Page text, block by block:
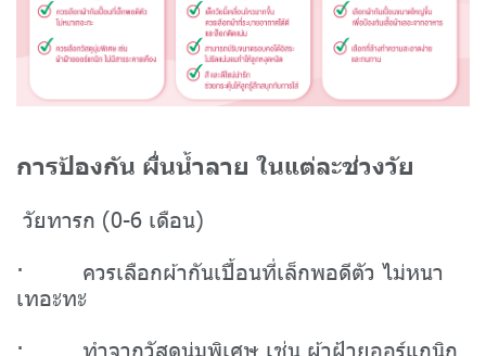
การป้องกัน ผื่นน้ำลาย ในแต่ละช่วงวัย
วัยทารก (0-6 เดือน)
· ควรเลือกผ้ากันเปื้อนที่เล็กพอดีตัว ไม่หนา
เทอะทะ
· ทำจากวัสดุนุ่มพิเศษ เช่น ผ้าฝ้ายออร์แกนิก